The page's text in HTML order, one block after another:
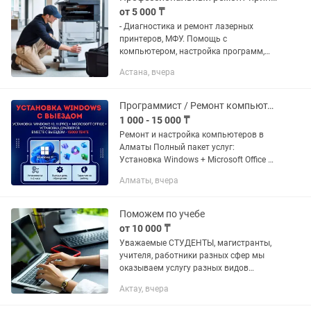
от 5 000 ₸
- Диагностика и ремонт лазерных
принтеров, МФУ. Помощь с
компьютером, настройка программ,
ремонт ПК, ноутбуков, мониторов. Теги:
Астана, вчера
Программист / Ремонт компьютеров, ноутбуков / Установка Windows
1 000 - 15 000 ₸
Ремонт и настройка компьютеров в
Алматы Полный пакет услуг:
Установка Windows + Microsoft Office +
антивирус Стоимость: 15 000 тенге
Алматы, вчера
Поможем по учебе
от 10 000 ₸
Уважаемые СТУДЕНТЫ, магистранты,
учителя, работники разных сфер мы
оказываем услугу разных видов
1).Контрольная работа (помощь по
Актау, вчера